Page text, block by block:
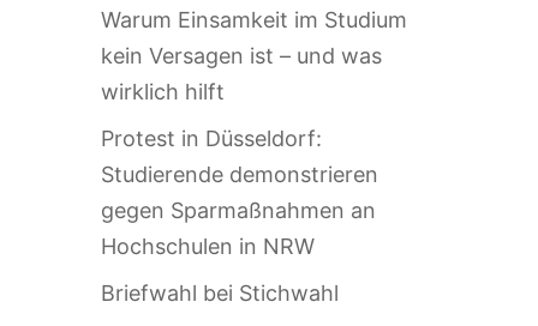
Warum Einsamkeit im Studium
kein Versagen ist – und was
wirklich hilft
Protest in Düsseldorf:
Studierende demonstrieren
gegen Sparmaßnahmen an
Hochschulen in NRW
Briefwahl bei Stichwahl